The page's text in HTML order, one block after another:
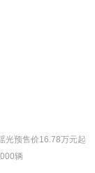
光预售价16.78万元起
辆